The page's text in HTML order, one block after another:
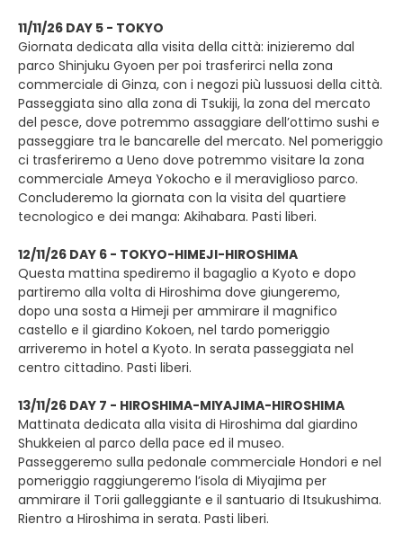
11/11/26 DAY 5 - TOKYO
Giornata dedicata alla visita della città: inizieremo dal
parco Shinjuku Gyoen per poi trasferirci nella zona
commerciale di Ginza, con i negozi più lussuosi della città.
Passeggiata sino alla zona di Tsukiji, la zona del mercato
del pesce, dove potremmo assaggiare dell’ottimo sushi e
passeggiare tra le bancarelle del mercato. Nel pomeriggio
ci trasferiremo a Ueno dove potremmo visitare la zona
commerciale Ameya Yokocho e il meraviglioso parco.
Concluderemo la giornata con la visita del quartiere
tecnologico e dei manga: Akihabara. Pasti liberi.
12/11/26 DAY 6 - TOKYO-HIMEJI-HIROSHIMA
Questa mattina spediremo il bagaglio a Kyoto e dopo
partiremo alla volta di Hiroshima dove giungeremo,
dopo una sosta a Himeji per ammirare il magnifico
castello e il giardino Kokoen, nel tardo pomeriggio
arriveremo in hotel a Kyoto. In serata passeggiata nel
centro cittadino. Pasti liberi.
13/11/26 DAY 7 - HIROSHIMA-MIYAJIMA-HIROSHIMA
Mattinata dedicata alla visita di Hiroshima dal giardino
Shukkeien al parco della pace ed il museo.
Passeggeremo sulla pedonale commerciale Hondori e nel
pomeriggio raggiungeremo l’isola di Miyajima per
ammirare il Torii galleggiante e il santuario di Itsukushima.
Rientro a Hiroshima in serata. Pasti liberi.